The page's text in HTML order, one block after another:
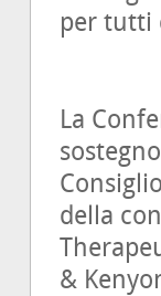
per tutti
La
della
&